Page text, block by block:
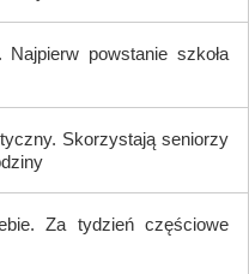
powstanie szkoła
Skorzystają seniorzy
Za tydzień częściowe